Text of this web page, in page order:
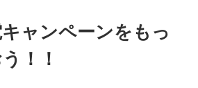
ャンペーンをもっ
！！